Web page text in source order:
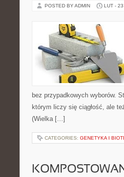
POSTED BY ADMIN LUT -
bez przypadkowych wyborów.
którym liczy się ciągłość, ale
(Wielka […]
CATEGORIES: GENETYKA I